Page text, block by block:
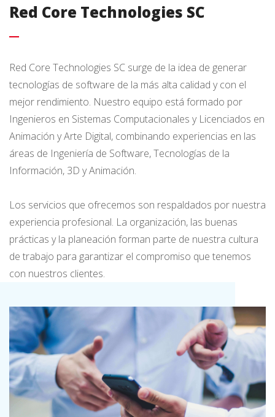
Red Core Technologies SC
Red Core Technologies SC surge de la idea de generar
tecnologías de software de la más alta calidad y con el
mejor rendimiento. Nuestro equipo está formado por
Ingenieros en Sistemas Computacionales y Licenciados en
Animación y Arte Digital, combinando experiencias en las
áreas de Ingeniería de Software, Tecnologías de la
Información, 3D y Animación.
Los servicios que ofrecemos son respaldados por nuestra
experiencia profesional. La organización, las buenas
prácticas y la planeación forman parte de nuestra cultura
de trabajo para garantizar el compromiso que tenemos
con nuestros clientes.